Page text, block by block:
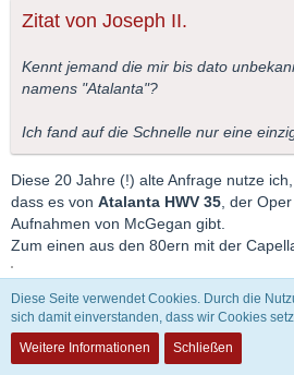
Zitat von Joseph II.
Kennt jemand die mir bis dato
namens "Atalanta"?
Ich fand auf die Schnelle nur eine
Diese 20 Jahre (!) alte Anfrage nutze
dass es von Atalanta HWV 35, der
Aufnahmen von McGegan gibt.
Zum einen aus den 80ern mit der
Und zum anderen die damals
bessere, Aufnahme mit dem
Diese Seite verwendet Cookies. Durch die
sich damit einverstanden, dass wir Cookies
Weitere Informationen
Schließen